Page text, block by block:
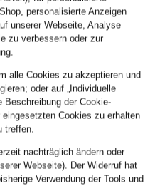
€
NOWADAYS
89,95 €
personalisierte Anzeigen
unserer Webseite, Analyse
zu verbessern oder zur
alle Cookies zu akzeptieren und
oder auf „Individuelle
Beschreibung der Cookie-
Cookies zu erhalten
treffen.
nachträglich ändern oder
Webseite). Der Widerruf hat
Verwendung der Tools und